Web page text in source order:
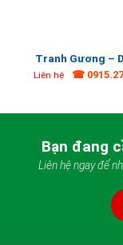
Tranh Gương –
Liên hệ ☎
Bạn đang
Liên hệ ngay để